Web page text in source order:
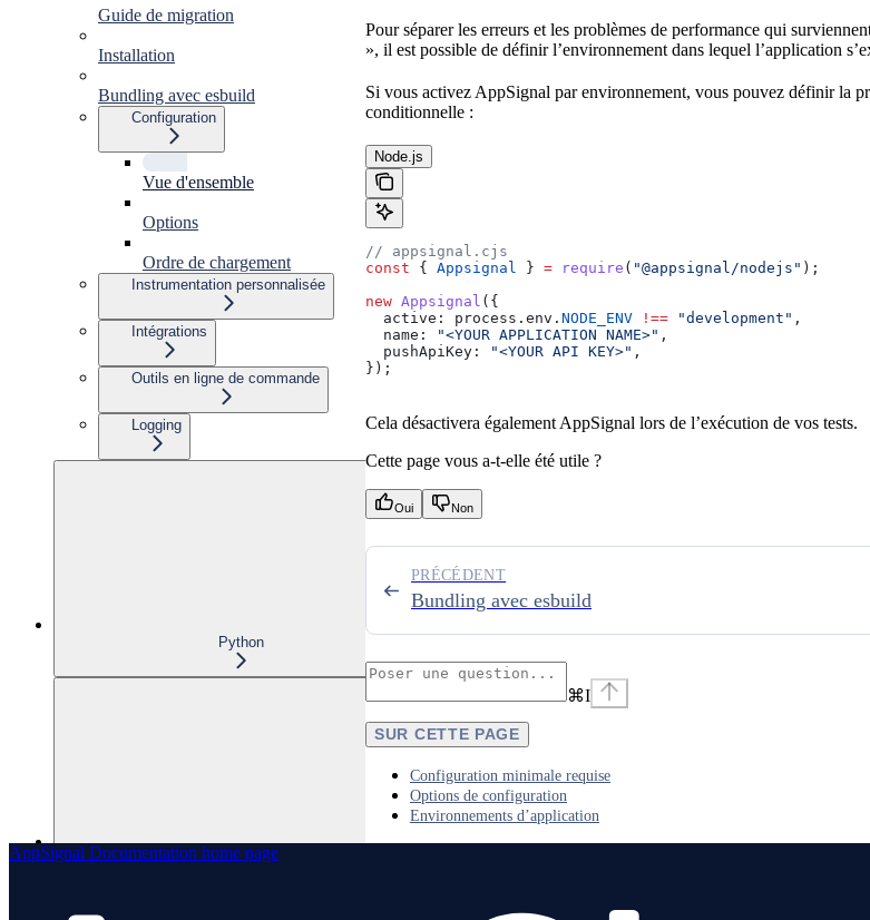
Guide de migration
Installation
Bundling avec esbuild
Configuration
Vue d'ensemble
Options
Ordre de chargement
Instrumentation personnalisée
Intégrations
Outils en ligne de commande
Logging
Python
PHP
Pour séparer les erreurs et les problèmes de performance qui
», il est possible de définir l’environnement dans lequel l’application
Si vous activez AppSignal par environnement, vous pouvez définir la
conditionnelle :
Node.js
// appsignal.cjs
const { Appsignal } = require ( "@appsignal/nodejs" );
new Appsignal ({
  active:
process . env . NODE_ENV !== "development" ,
  name:
"<YOUR APPLICATION NAME>" ,
  pushApiKey:
"<YOUR API KEY>" ,
});
Cela désactivera également AppSignal lors de l’exécution de vos tests.
Cette page vous a-t-elle été utile ?
Oui Non
Bundling avec esbuild
PRÉCÉDENT
⌘I
SUR CETTE PAGE
Configuration minimale requise
Options de configuration
Environnements d’application
AppSignal Documentation home page